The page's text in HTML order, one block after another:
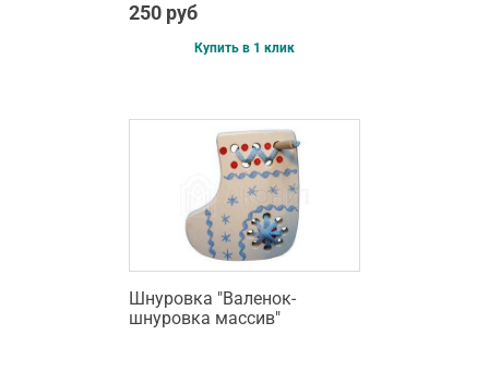
250 руб
Купить в 1 клик
Шнуровка "Валенок-
шнуровка массив"